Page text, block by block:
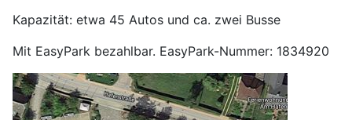
Kapazität: etwa 45 Autos und ca. zwei Busse
Mit EasyPark bezahlbar. EasyPark-Nummer: 1834920